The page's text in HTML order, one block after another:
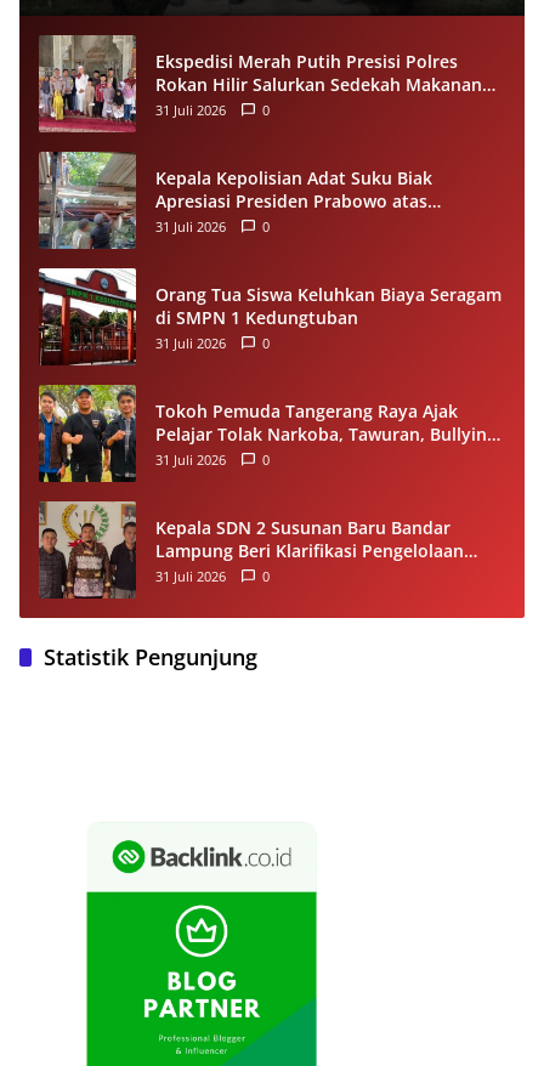
Ekspedisi Merah Putih Presisi Polres
Rokan Hilir Salurkan Sedekah Makanan
untuk Anak Yatim di Panipahan
31 Juli 2026 0
Kepala Kepolisian Adat Suku Biak
Apresiasi Presiden Prabowo atas
Renovasi Rumah Singgah Pasar Boswesen
31 Juli 2026 0
Orang Tua Siswa Keluhkan Biaya Seragam
di SMPN 1 Kedungtuban
31 Juli 2026 0
Tokoh Pemuda Tangerang Raya Ajak
Pelajar Tolak Narkoba, Tawuran, Bullying
dan Miras
31 Juli 2026 0
Kepala SDN 2 Susunan Baru Bandar
Lampung Beri Klarifikasi Pengelolaan
Dana BOS, Tegaskan Sesuai Juknis
31 Juli 2026 0
Statistik Pengunjung